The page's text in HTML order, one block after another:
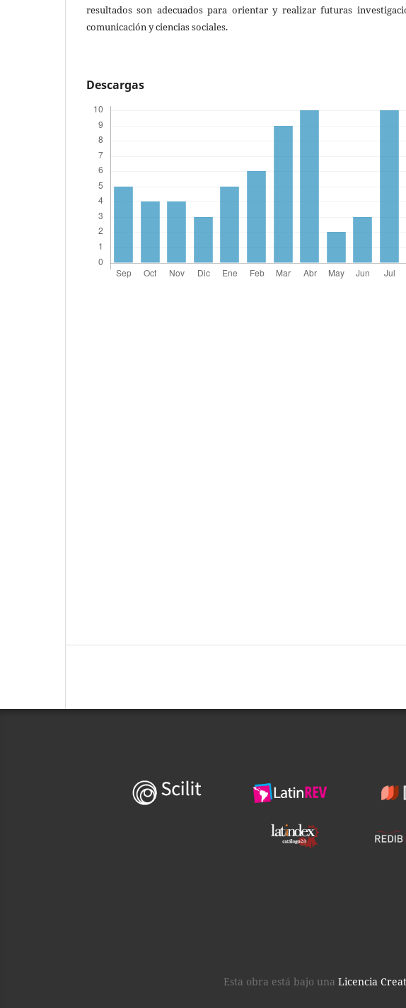
resultados son adecuados para orientar y realizar futuras
comunicación y ciencias sociales.
Descargas
Esta obra está bajo una Licencia